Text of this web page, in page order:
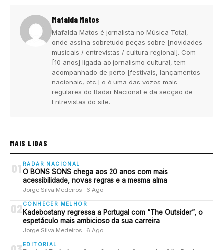
Mafalda Matos
Mafalda Matos é jornalista no Música Total,
onde assina sobretudo peças sobre [novidades
musicais / entrevistas / cultura regional]. Com
[10 anos] ligada ao jornalismo cultural, tem
acompanhado de perto [festivais, lançamentos
nacionais, etc.] e é uma das vozes mais
regulares do Radar Nacional e da secção de
Entrevistas do site.
MAIS LIDAS
01 RADAR NACIONAL
O BONS SONS chega aos 20 anos com mais
acessibilidade, novas regras e a mesma alma
Jorge Silva Medeiros · 6 Ago
02 CONHECER MELHOR
Kadebostany regressa a Portugal com “The Outsider”, o
espetáculo mais ambicioso da sua carreira
Jorge Silva Medeiros · 6 Ago
EDITORIAL